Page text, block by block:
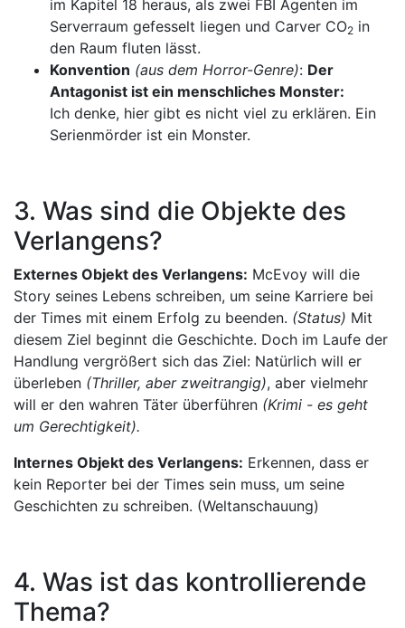
im Kapitel 18 heraus, als zwei FBI Agenten im
Serverraum gefesselt liegen und Carver CO2 in
den Raum fluten lässt.
Konvention (aus dem Horror-Genre): Der
Antagonist ist ein menschliches Monster:
Ich denke, hier gibt es nicht viel zu erklären. Ein
Serienmörder ist ein Monster.
3. Was sind die Objekte des
Verlangens?
Externes Objekt des Verlangens: McEvoy will die
Story seines Lebens schreiben, um seine Karriere bei
der Times mit einem Erfolg zu beenden. (Status) Mit
diesem Ziel beginnt die Geschichte. Doch im Laufe der
Handlung vergrößert sich das Ziel: Natürlich will er
überleben (Thriller, aber zweitrangig), aber vielmehr
will er den wahren Täter überführen (Krimi - es geht
um Gerechtigkeit).
Internes Objekt des Verlangens: Erkennen, dass er
kein Reporter bei der Times sein muss, um seine
Geschichten zu schreiben. (Weltanschauung)
4. Was ist das kontrollierende
Thema?